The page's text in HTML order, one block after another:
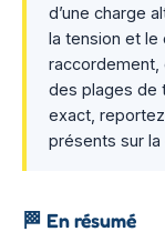
d’une charge
la tension et le
raccordement,
des plages de
exact,
présents sur
🏁 En résumé